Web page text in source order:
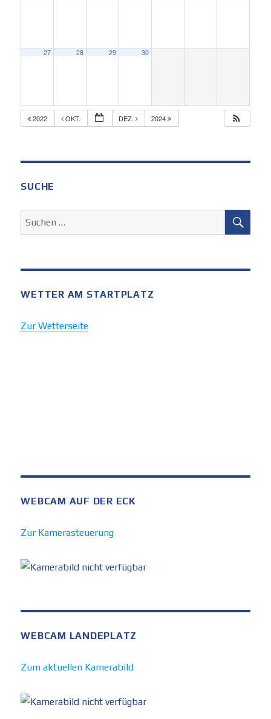
27 28 29 30
2022 OKT. DEZ. 2024
SUCHE
Suchen
nach:
WETTER AM STARTPLATZ
Zur Wetterseite
WEBCAM AUF DER ECK
Zur Kamerasteuerung
WEBCAM LANDEPLATZ
Zum aktuellen Kamerabild